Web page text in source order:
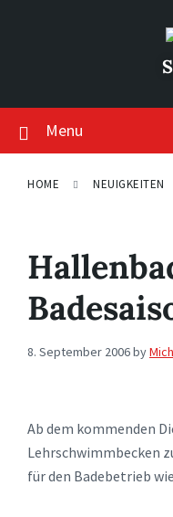
Menu
HOME NEUIGKEITEN
8. September 2006by
Ab dem kommenden
Lehrschwimmbecken
für den Badebetrieb